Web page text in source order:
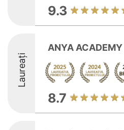
9.3
Laureați
ANYA
8.7